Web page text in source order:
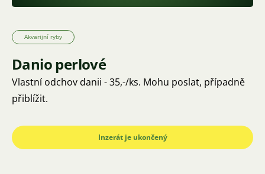
Akvarijní ryby
Danio perlové
Vlastní odchov danii - 35,-/ks. Mohu poslat, případně
přiblížit.
Inzerát je ukončený